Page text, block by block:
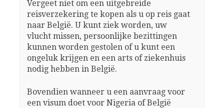
Vergeet niet om een uitgebreide
reisverzekering te kopen als u op reis gaat
naar België. U kunt ziek worden, uw
vlucht missen, persoonlijke bezittingen
kunnen worden gestolen of u kunt een
ongeluk krijgen en een arts of ziekenhuis
nodig hebben in België.
Bovendien wanneer u een aanvraag voor
een visum doet voor Nigeria of België